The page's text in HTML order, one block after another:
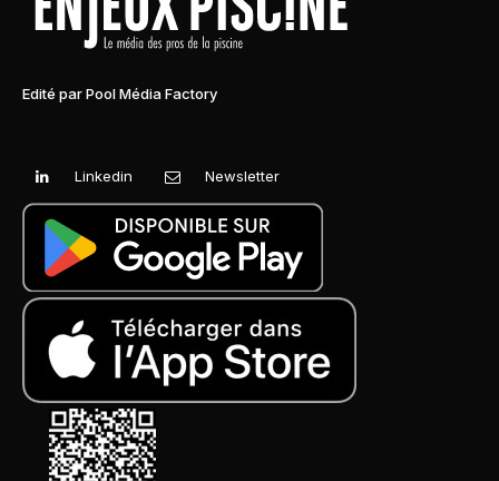
Edité par Pool Média Factory
Linkedin Newsletter